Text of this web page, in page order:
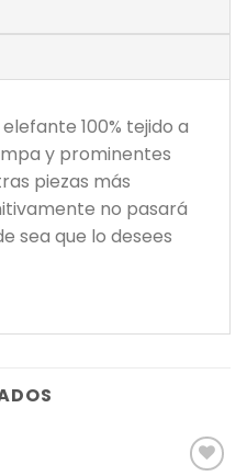
100% tejido a
y prominentes
piezas más
no pasará
sea que lo desees